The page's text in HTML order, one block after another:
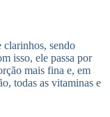
clarinhos, sendo
isso, ele passa por
mais fina e, em
todas as vitaminas e